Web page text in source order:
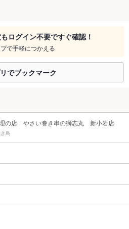
ログイン不要ですぐ確認！
で手軽につかえる
でブックマーク
の店 やさい巻き串の獅志丸 新小岩店
鳥